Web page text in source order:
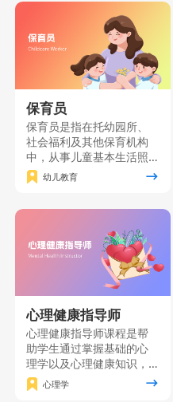
维的职业园长，为幼儿园
的发展提供全方位指导与
支持。
保育员
保育员是指在托幼园所、
社会福利及其他保育机构
中，从事儿童基本生活照
料、保健、自理能力培养
和辅助教育工作的人员。
求，对保育员应具有的基
础知识和基本技能进行培
训的一门课程。
幼儿教育
心理健康指导师
心理健康指导师课程是帮
助学生通过掌握基础的心
理学以及心理健康知识，
形成对人的心理的全面理
解，在此基础上掌握心理
心理学